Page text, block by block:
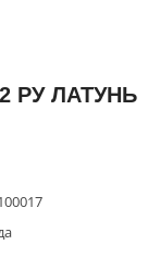
РУ ЛАТУНЬ